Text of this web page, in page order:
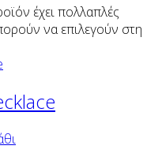
έχει πολλαπλές
να επιλεγούν στη